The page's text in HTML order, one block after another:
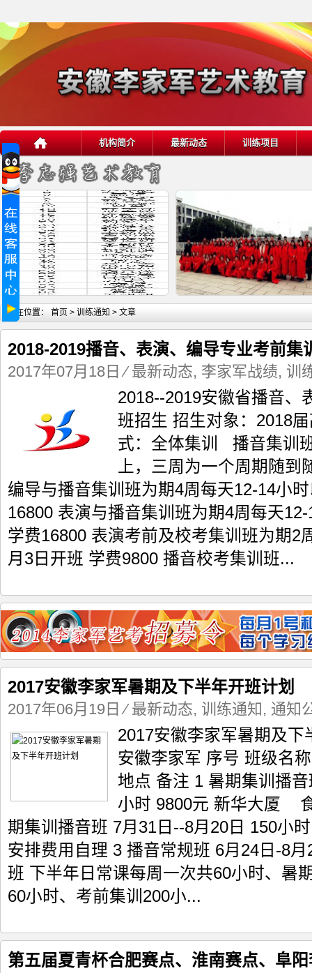
机构简介 最新动态 训练项目
详细内容
安徽李家军艺考训练营2019结业考 2020届安徽李家军艺考训练营
现在位置： 首页 > 训练通知 > 文章
2018-2019播音、表演、编导专业考前集
2017年07月18日 ⁄最新动态, 李家军战绩, 训
2018--2019安徽省播音、
班招生 招生对象：2018
式：全体集训 播音集训
上，三周为一个周期随
编导与播音集训班为期4周每天12-14小
16800 表演与播音集训班为期4周每天
学费16800 表演考前及校考集训班为期2
月3日开班 学费9800 播音校考集训班...
2017安徽李家军暑期及下半年开班计划
2017年06月19日 ⁄最新动态, 训练通知, 通知
2017安徽李家军暑期及
安徽李家军 序号 班级名
地点 备注 1 暑期集训播
小时 9800元 新华大厦
期集训播音班 7月31日--8月20日 150小
安排费用自理 3 播音常规班 6月24日-8
班 下半年日常课每周一次共60小时、暑
60小时、考前集训200小...
第五届夏青杯合肥赛点、淮南赛点、阜